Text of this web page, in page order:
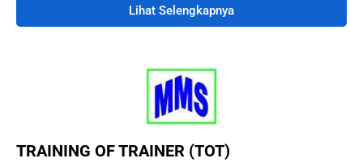
Lihat Selengkapnya
TRAINING OF TRAINER (TOT)